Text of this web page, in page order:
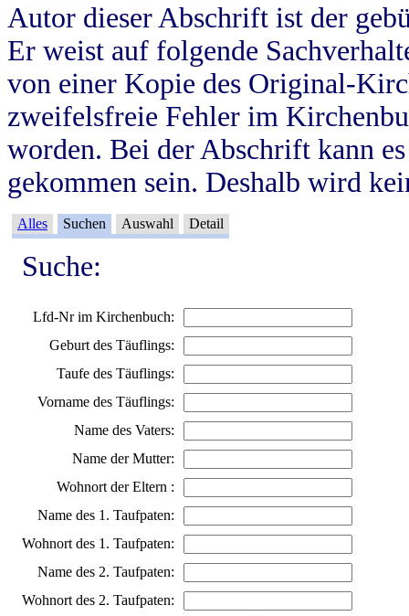
Autor dieser Abschrift ist der
Er weist auf folgende
von einer Kopie des Original-
zweifelsfreie Fehler im
worden. Bei der Abschrift kann
gekommen sein. Deshalb wird
Alles Suchen Auswahl Detail
Suche:
Lfd-Nr im Kirchenbuch:
Geburt des Täuflings:
Taufe des Täuflings:
Vorname des Täuflings:
Name des Vaters:
Name der Mutter:
Wohnort der Eltern :
Name des 1. Taufpaten:
Wohnort des 1. Taufpaten:
Name des 2. Taufpaten:
Wohnort des 2. Taufpaten: